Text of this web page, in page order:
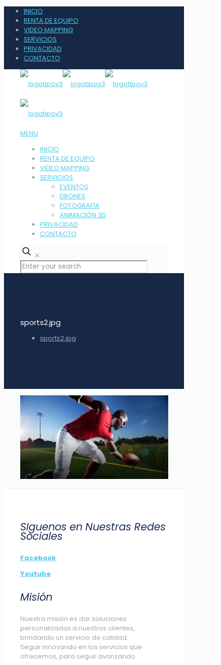
INICIO
RENTA DE EQUIPO
VIDEO MAPPING
SERVICIOS
PRIVACIDAD
CONTACTO
MENU
INICIO
RENTA DE EQUIPO
VIDEO MAPPING
SERVICIOS
EVENTOS
DRONES
FOTOGRAFÍA
ANIMACIÓN 3D
PRIVACIDAD
CONTACTO
✕
sports2.jpg
sports2.jpg
SIguenos en Nuestras Redes
Sociales
Facebook
Youtube
Misión
Nuestra misión es dar soluciones
personalizadas a nuestros clientes,
brindando un servicio de calidad.
Seguir innovando en los servicios que
ofrecemos, para seguir avanzando